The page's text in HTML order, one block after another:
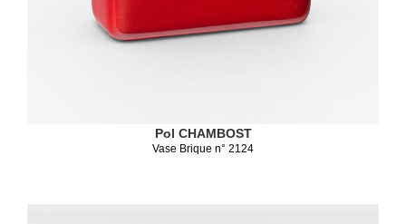
Pol CHAMBOST
Vase Brique n° 2124